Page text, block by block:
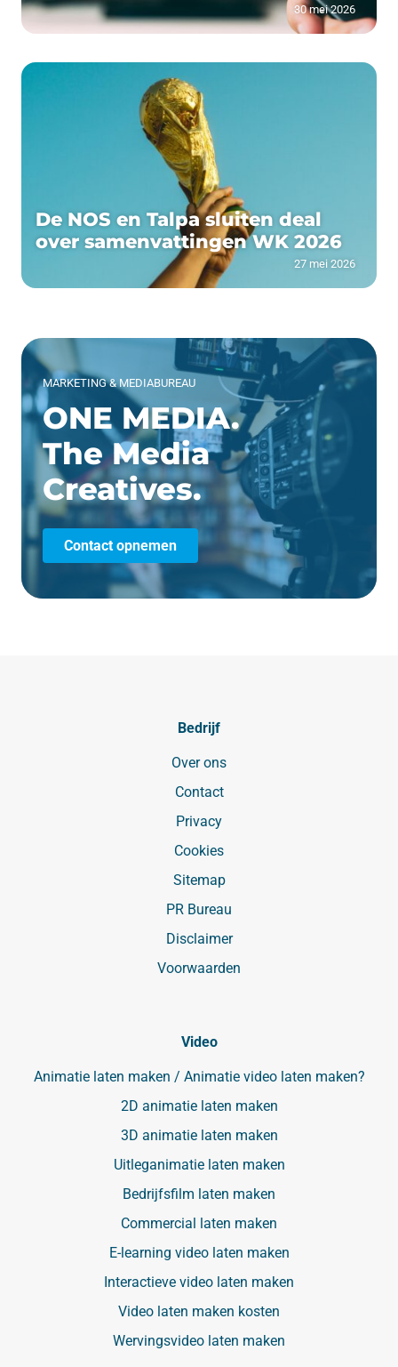
30 mei 2026
De NOS en Talpa sluiten deal
over samenvattingen WK 2026
27 mei 2026
MARKETING & MEDIABUREAU
ONE MEDIA.
The Media
Creatives.
Contact opnemen
Bedrijf
Over ons
Contact
Privacy
Cookies
Sitemap
PR Bureau
Disclaimer
Voorwaarden
Video
Animatie laten maken / Animatie video laten maken?
2D animatie laten maken
3D animatie laten maken
Uitleganimatie laten maken
Bedrijfsfilm laten maken
Commercial laten maken
E-learning video laten maken
Interactieve video laten maken
Video laten maken kosten
Wervingsvideo laten maken